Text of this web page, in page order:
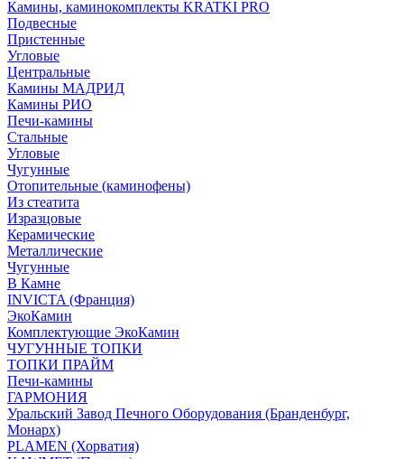
Камины, каминокомплекты KRATKI PRO
Подвесные
Пристенные
Угловые
Центральные
Камины МАДРИД
Камины РИО
Печи-камины
Стальные
Угловые
Чугунные
Отопительные (каминофены)
Из стеатита
Изразцовые
Керамические
Металлические
Чугунные
В Камне
INVICTA (Франция)
ЭкоКамин
Комплектующие ЭкоКамин
ЧУГУННЫЕ ТОПКИ
ТОПКИ ПРАЙМ
Печи-камины
ГАРМОНИЯ
Уральский Завод Печного Оборудования (Бранденбург,
Монарх)
PLAMEN (Хорватия)